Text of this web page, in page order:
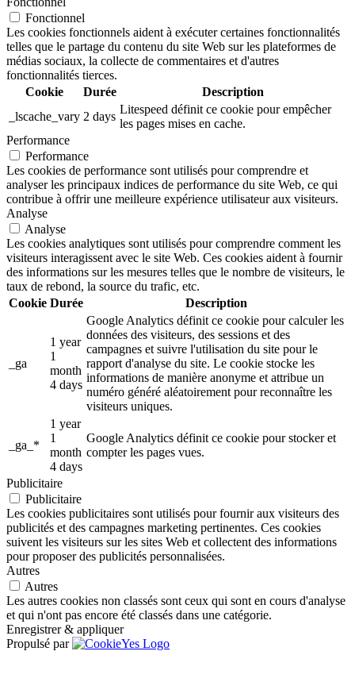
Fonctionnel
Les cookies fonctionnels aident à exécuter certaines fonctionnalités
telles que le partage du contenu du site Web sur les plateformes de
médias sociaux, la collecte de commentaires et d'autres
fonctionnalités tierces.
Cookie
Durée
Description
_lscache_vary 2 days
Litespeed définit ce cookie pour empêcher
les pages mises en cache.
Performance
Performance
Les cookies de performance sont utilisés pour comprendre et
analyser les principaux indices de performance du site Web, ce qui
contribue à offrir une meilleure expérience utilisateur aux visiteurs.
Analyse
Analyse
Les cookies analytiques sont utilisés pour comprendre comment les
visiteurs interagissent avec le site Web. Ces cookies aident à fournir
des informations sur les mesures telles que le nombre de visiteurs, le
taux de rebond, la source du trafic, etc.
Cookie Durée Description
_ga
1 year
1
month
4 days
Google Analytics définit ce cookie pour calculer les
données des visiteurs, des sessions et des
campagnes et suivre l'utilisation du site pour le
rapport d'analyse du site. Le cookie stocke les
informations de manière anonyme et attribue un
numéro généré aléatoirement pour reconnaître les
visiteurs uniques.
_ga_*
1 year
1
month
4 days
Google Analytics définit ce cookie pour stocker et
compter les pages vues.
Publicitaire
Publicitaire
Les cookies publicitaires sont utilisés pour fournir aux visiteurs des
publicités et des campagnes marketing pertinentes. Ces cookies
suivent les visiteurs sur les sites Web et collectent des informations
pour proposer des publicités personnalisées.
Autres
Autres
Les autres cookies non classés sont ceux qui sont en cours d'analyse
et qui n'ont pas encore été classés dans une catégorie.
Enregistrer & appliquer
Propulsé par